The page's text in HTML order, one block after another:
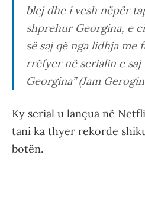
blej dhe i vesh nëpër
shprehur Georgina, e
së saj që nga lidhja me
rrëfyer në serialin e saj
Georgina” (Jam
Ky serial u lançua në
tani ka thyer rekorde
botën.